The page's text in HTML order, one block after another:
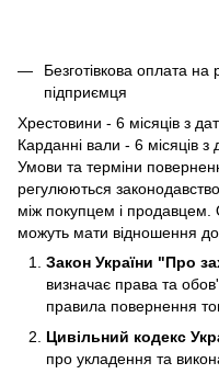
Безготівкова оплата
підприємця
Хрестовини - 6 місяців з
Карданні вали - 6 місяців з
Умови та терміни
регулюються
між покупцем і
можуть мати відношення
Закон України "Про
визначає права та
правила повернення
Цивільний кодекс
про укладення та